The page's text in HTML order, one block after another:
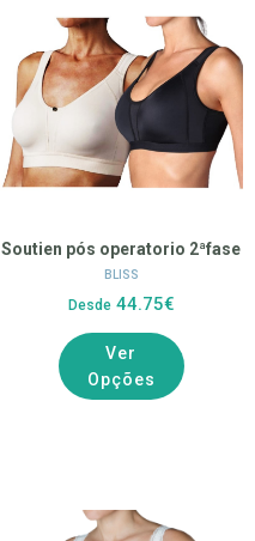
Soutien pós operatorio 2ªfase
BLISS
Desde44.75€
Ver
Opções